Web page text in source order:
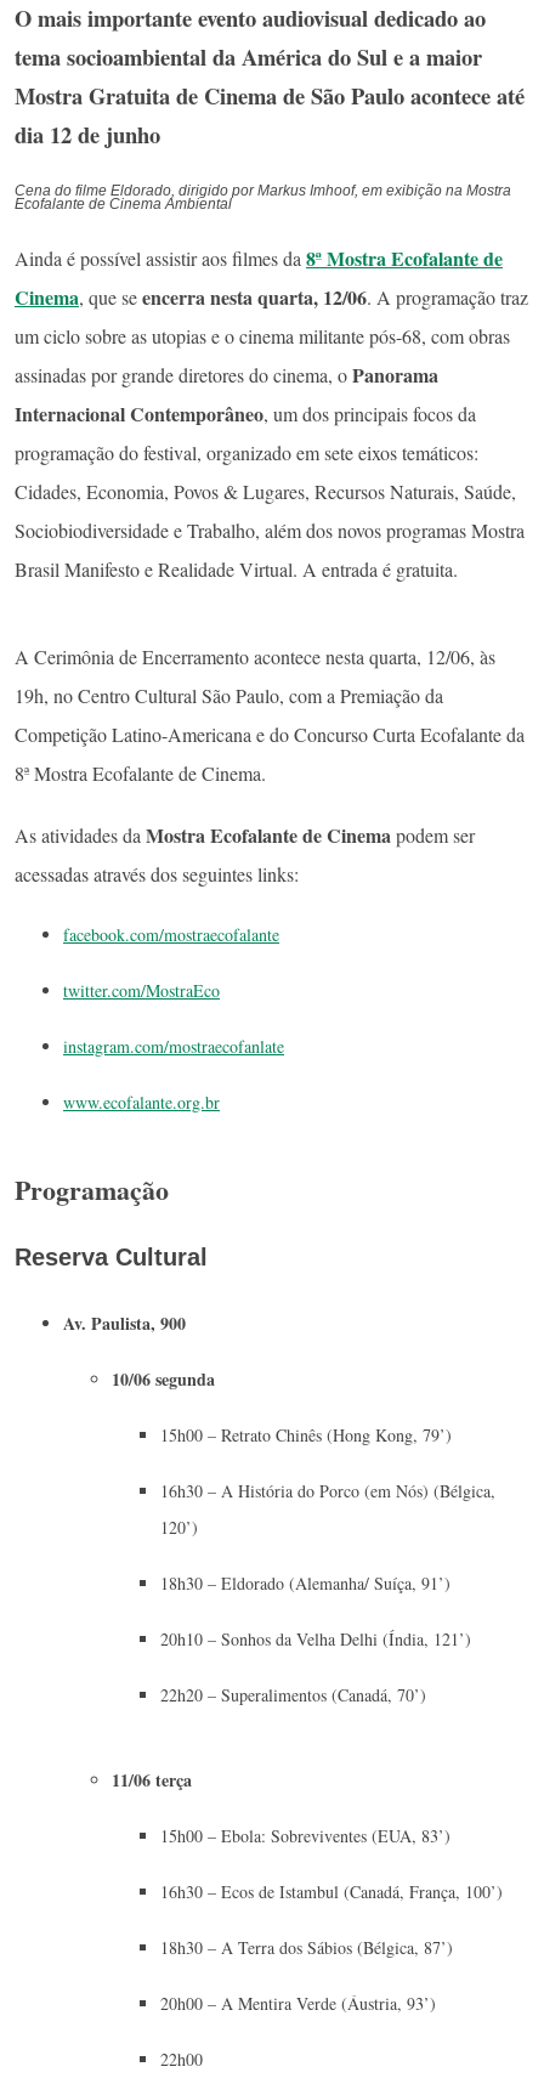
O mais importante evento audiovisual dedicado ao
tema socioambiental da América do Sul e a maior
Mostra Gratuita de Cinema de São Paulo acontece até
dia 12 de junho
Cena do filme Eldorado, dirigido por Markus Imhoof, em exibição na Mostra
Ecofalante de Cinema Ambiental
Ainda é possível assistir aos filmes da 8ª Mostra Ecofalante de
Cinema, que seencerra nesta quarta, 12/06. A programação traz
um ciclo sobre as utopias e o cinema militante pós-68, com obras
assinadas por grande diretores do cinema, oPanorama
Internacional Contemporâneo, um dos principais focos da
programação do festival, organizado em sete eixos temáticos:
Cidades, Economia, Povos & Lugares, Recursos Naturais, Saúde,
Sociobiodiversidade e Trabalho, além dos novos programas Mostra
Brasil Manifesto e Realidade Virtual. A entrada é gratuita.
A Cerimônia de Encerramento acontece nesta quarta, 12/06, às
19h, no Centro Cultural São Paulo, com a Premiação da
Competição Latino-Americana e do Concurso Curta Ecofalante da
8ª Mostra Ecofalante de Cinema.
As atividades daMostra Ecofalante de Cinemapodem ser
acessadas através dos seguintes links:
facebook.com/mostraecofalante
twitter.com/MostraEco
instagram.com/mostraecofanlate
www.ecofalante.org.br
Programação
Reserva Cultural
Av. Paulista, 900
10/06 segunda
15h00 – Retrato Chinês (Hong Kong, 79’)
16h30 – A História do Porco (em Nós) (Bélgica,
120’)
18h30 – Eldorado (Alemanha/ Suíça, 91’)
20h10 – Sonhos da Velha Delhi (Índia, 121’)
22h20 – Superalimentos (Canadá, 70’)
11/06 terça
15h00 – Ebola: Sobreviventes (EUA, 83’)
16h30 – Ecos de Istambul (Canadá, França, 100’)
18h30 – A Terra dos Sábios (Bélgica, 87’)
20h00 – A Mentira Verde (Áustria, 93’)
22h00